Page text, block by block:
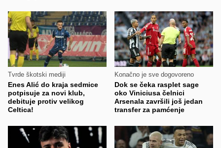
Tvrde škotski mediji
Enes Alić do kraja sedmice
potpisuje za novi klub,
debituje protiv velikog
Celtica!
Konačno je sve dogovoreno
Dok se čeka rasplet sage
oko Viniciusa čelnici
Arsenala završili još jedan
transfer za pamćenje